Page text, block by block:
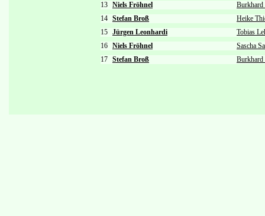
13 Niels Fröhnel
Burkhard
14 Stefan Broß
Heike
15 Jürgen Leonhardi
Tobias
16 Niels Fröhnel
Sascha
17 Stefan Broß Burkhard